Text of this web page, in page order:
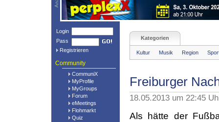
Login
Pass
Registrieren
Community
CommuniX
MyProfile
MyGroups
Forum
eMeetings
Flohmarkt
Quiz
Kategorien
Kultur Musik Region
Freiburger
18.05.2013 um 22:45
Als hätte der